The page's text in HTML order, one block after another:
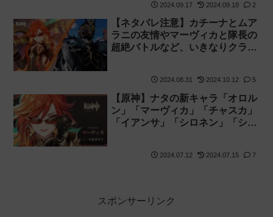
2024.09.17 2024.09.18 2
【ネタバレ注意】カチーナとムア
ラニの友情やマーヴィカと隊長の
超絶バトルなど、いきなりクライ
2024.08.31 2024.10.12 5
【原神】ナタの新キャラ「オロル
ン」「マーヴィカ」「チャスカ」
「イアンサ」「シロネン」「シト
に発表！【声優発表】
2024.07.12 2024.07.15 7
スポンサーリンク